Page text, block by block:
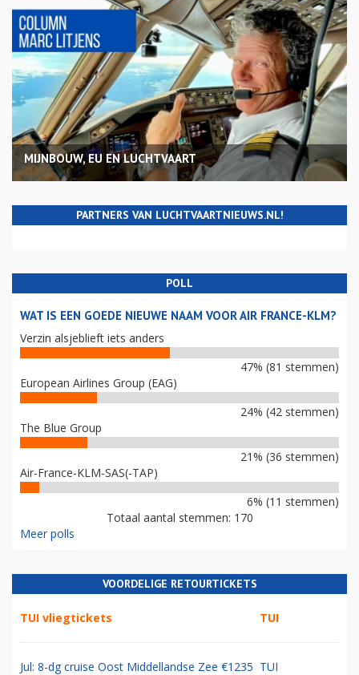
MIJNBOUW, EU EN LUCHTVAART
PARTNERS VAN LUCHTVAARTNIEUWS.NL!
POLL
WAT IS EEN GOEDE NIEUWE NAAM VOOR AIR FRANCE-KLM?
Verzin alsjeblieft iets anders
47% (81 stemmen)
European Airlines Group (EAG)
24% (42 stemmen)
The Blue Group
21% (36 stemmen)
Air-France-KLM-SAS(-TAP)
6% (11 stemmen)
Totaal aantal stemmen: 170
Meer polls
VOORDELIGE RETOURTICKETS
TUI vliegtickets TUI
Jul: 8-dg cruise Oost Middellandse Zee €1235 TUI